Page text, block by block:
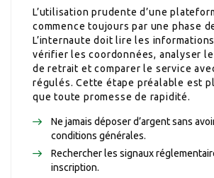
L’utilisation prudente d’une
commence toujours par une phase
L’internaute doit lire les
vérifier les coordonnées, analyser
de retrait et comparer le service
régulés. Cette étape préalable est
que toute promesse de rapidité.
Ne jamais déposer d’argent sans
conditions générales.
Rechercher les signaux
inscription.